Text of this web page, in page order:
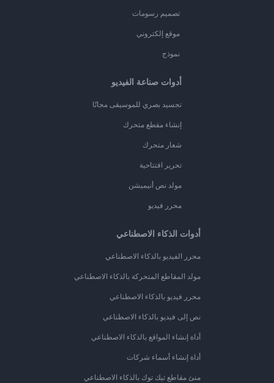
تصميم رسومات
موقع إلكتروني
نموذج
أدوات صناعة الفيديو
تجسيد بصري للموسيقى مجانًا
إنشاء مقطع متحرك
شعار متحرك
تحرير افتتاحية
مولد نص أنيميشن
محرر فيديو
أدوات الذكاء الاصطناعي
محرر الفيديو بالذكاء الاصطناعي
مولد المقاطع المتحركة بالذكاء الاصطناعي
محرر فيديو بالذكاء الاصطناعي
نص إلى فيديو بالذكاء الاصطناعي
أداة إنشاء المواقع بالذكاء الاصطناعي
أداة إنشاء أسماء شركات
منئ مقاطع تيك توك بالذكاء الاصطناعي